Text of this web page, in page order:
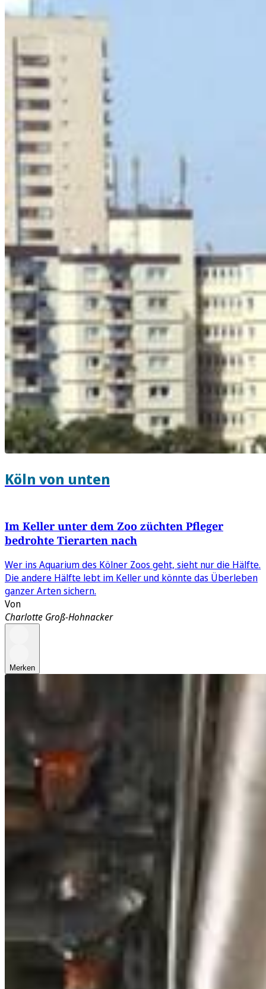
Köln von unten
Im Keller unter dem Zoo züchten Pfleger
bedrohte Tierarten nach
Wer ins Aquarium des Kölner Zoos geht, sieht nur die Hälfte.
Die andere Hälfte lebt im Keller und könnte das Überleben
ganzer Arten sichern.
Von
Charlotte Groß-Hohnacker
Merken